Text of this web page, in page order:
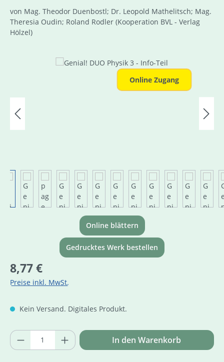
von Mag. Theodor Duenbostl; Dr. Leopold Mathelitsch; Mag.
Theresia Oudin; Roland Rodler (Kooperation BVL - Verlag
Hölzel)
Bildergalerie überspringen
Online Zugang
Online blättern
Gedrucktes Werk bestellen
Regulärer Preis:
8,77 €
Preise inkl. MwSt.
Kein Versand. Digitales Produkt.
Produkt Anzahl: Gib den gewünschten
In den Warenkorb